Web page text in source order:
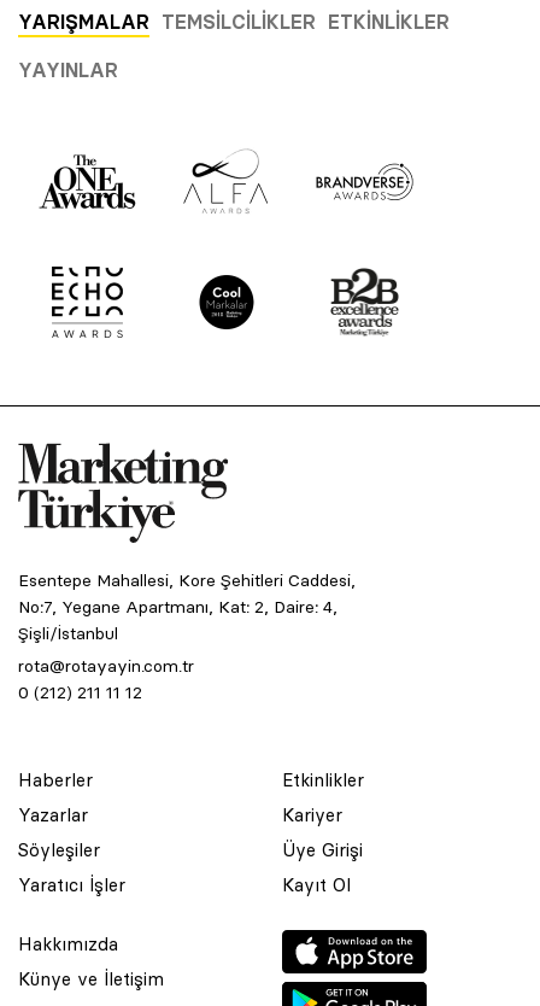
YARIŞMALAR TEMSILCILIKLER ETKINLIKLER
YAYINLAR
Esentepe Mahallesi, Kore Şehitleri Caddesi,
No:7, Yegane Apartmanı, Kat: 2, Daire: 4,
Şişli/İstanbul
rota@rotayayin.com.tr
0 (212) 211 11 12
Haberler
Yazarlar
Söyleşiler
Yaratıcı İşler
Etkinlikler
Kariyer
Üye Girişi
Kayıt Ol
Hakkımızda
Künye ve İletişim